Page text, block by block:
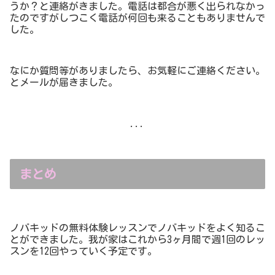
うか？と連絡がきました。電話は都合が悪く出られなかっ
たのですがしつこく電話が何回も来ることもありませんで
した。
なにか質問等がありましたら、お気軽にご連絡ください。
とメールが届きました。
まとめ
ノバキッドの無料体験レッスンでノバキッドをよく知るこ
とができました。我が家はこれから3ヶ月間で週1回のレッ
スンを12回やっていく予定です。